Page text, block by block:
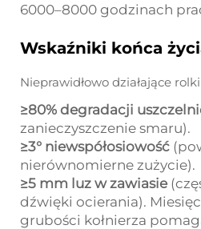
6000–8000 godzinach
Wskaźniki końca
Nieprawidłowo działające
≥80% degradacji
zanieczyszczenie smaru).
≥3° niewspółosiowość
nierównomierne zużycie).
≥5 mm luz w zawiasie
dźwięki ocierania).
grubości kołnierza